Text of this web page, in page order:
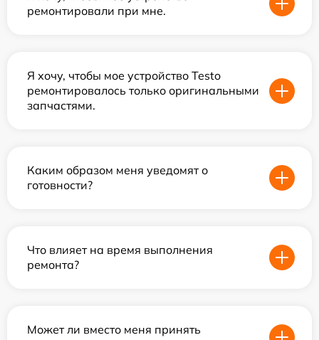
ремонтировали при мне.
Я хочу, чтобы мое устройство Testo
ремонтировалось только оригинальными
запчастями.
Каким образом меня уведомят о
готовности?
Что влияет на время выполнения
ремонта?
Может ли вместо меня принять